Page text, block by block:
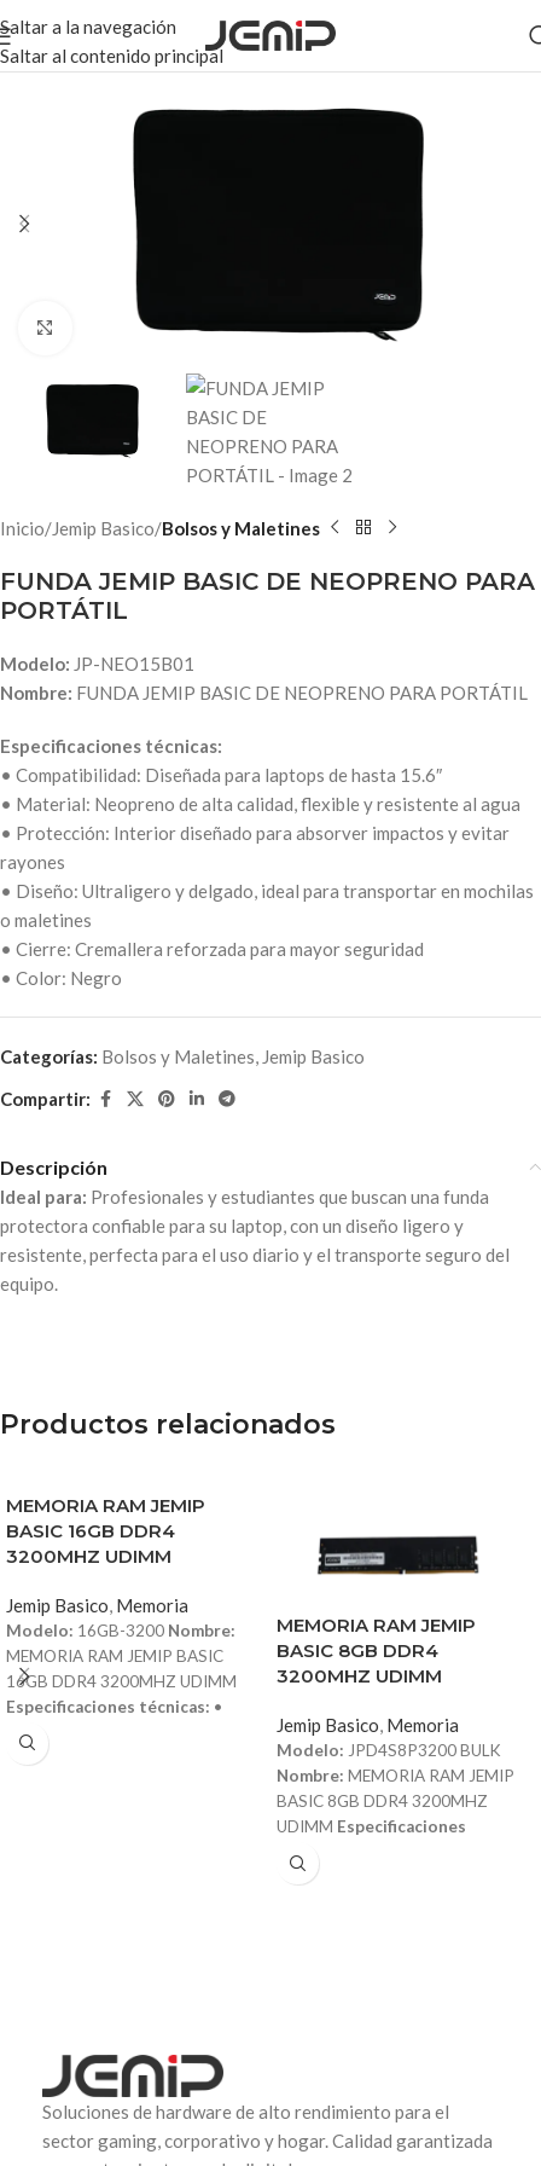
Saltar a la navegación
Saltar al contenido principal
Haga clic para ampliar
Inicio Jemip Basico Bolsos y Maletines
FUNDA JEMIP BASIC DE NEOPRENO PARA
PORTÁTIL
Modelo: JP-NEO15B01
Nombre: FUNDA JEMIP BASIC DE NEOPRENO PARA PORTÁTIL
Especificaciones técnicas:
• Compatibilidad: Diseñada para laptops de hasta 15.6″
• Material: Neopreno de alta calidad, flexible y resistente al agua
• Protección: Interior diseñado para absorver impactos y evitar
rayones
• Diseño: Ultraligero y delgado, ideal para transportar en mochilas
o maletines
• Cierre: Cremallera reforzada para mayor seguridad
• Color: Negro
Categorías: Bolsos y Maletines Jemip Basico
Compartir:
Descripción
Ideal para: Profesionales y estudiantes que buscan una funda
protectora confiable para su laptop, con un diseño ligero y
resistente, perfecta para el uso diario y el transporte seguro del
equipo.
Productos relacionados
MEMORIA RAM JEMIP
BASIC 16GB DDR4
3200MHZ UDIMM
Jemip Basico Memoria
Modelo: 16GB-3200 Nombre:
MEMORIA RAM JEMIP BASIC
16GB DDR4 3200MHZ UDIMM
Especificaciones técnicas: •
Capacidad: 16GB • Tipo de
memoria: DDR4 • Frecuencia:
MEMORIA RAM JEMIP
BASIC 8GB DDR4
3200MHZ UDIMM
Jemip Basico, Memoria
Modelo: JPD4S8P3200 BULK
Nombre: MEMORIA RAM JEMIP
BASIC 8GB DDR4 3200MHZ
UDIMM Especificaciones
técnicas:
de memoria: DDR4 • Frecuencia:
velocidad y eficiencia en multitarea
y aplicaciones exigentes • Tipo de
empaque: SIN EMPAQUE
Soluciones de hardware de alto rendimiento para el
sector gaming, corporativo y hogar. Calidad garantizada